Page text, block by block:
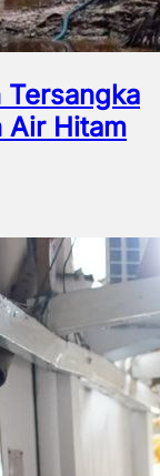
Tersangka
Air Hitam